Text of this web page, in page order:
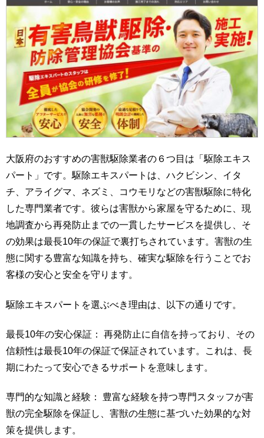
大阪府のおすすめの害獣駆除業者の６つ目は「駆除エキス
パート」です。駆除エキスパートは、ハクビシン、イタ
チ、アライグマ、ネズミ、コウモリなどの害獣駆除に特化
した専門業者です。彼らは害獣から家屋を守るために、現
地調査から再発防止までの一貫したサービスを提供し、そ
の効果は最長10年の保証で裏打ちされています。害獣の生
態に関する豊富な知識を持ち、確実な駆除を行うことでお
客様の安心と安全を守ります。
駆除エキスパートを選ぶべき理由は、以下の通りです。
最長10年の安心保証： 再発防止に自信を持っており、その
信頼性は最長10年の保証で保証されています。これは、長
期にわたって安心できるサポートを意味します。
専門的な知識と経験： 豊富な経験を持つ専門スタッフが害
獣の完全駆除を保証し、害獣の生態に基づいた効果的な対
策を提供します。